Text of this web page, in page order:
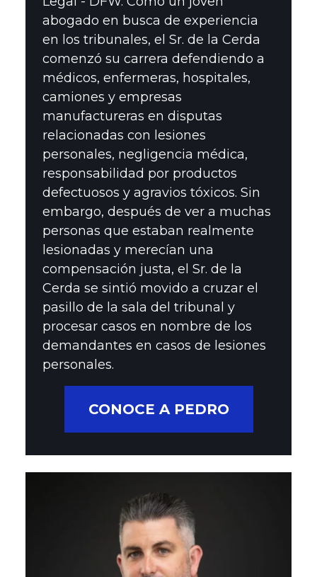
abogado en busca de experiencia
en los tribunales, el Sr. de la Cerda
comenzó su carrera defendiendo a
médicos, enfermeras, hospitales,
camiones y empresas
manufactureras en disputas
relacionadas con lesiones
personales, negligencia médica,
responsabilidad por productos
defectuosos y agravios tóxicos. Sin
embargo, después de ver a muchas
personas que estaban realmente
lesionadas y merecían una
compensación justa, el Sr. de la
Cerda se sintió movido a cruzar el
pasillo de la sala del tribunal y
procesar casos en nombre de los
demandantes en casos de lesiones
personales.
CONOCE A PEDRO